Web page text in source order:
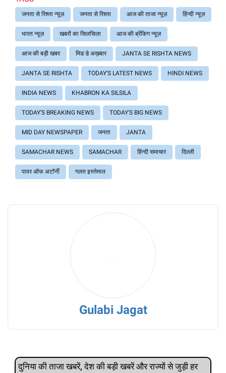
जनता से रिश्ता न्यूज़ जनता से रिश्ता आज की ताजा न्यूज़ हिंन्दी न्यूज़
भारत न्यूज़ खबरों का सिलसिला आज की ब्रेंकिग न्यूज़
आज की बड़ी खबर मिड डे अख़बार JANTA SE RISHTA NEWS
JANTA SE RISHTA TODAY'S LATEST NEWS HINDI NEWS
INDIA NEWS KHABRON KA SILSILA
TODAY'S BREAKING NEWS TODAY'S BIG NEWS
MID DAY NEWSPAPER जनता JANTA
SAMACHAR NEWS SAMACHAR हिंन्दी समाचार दिल्ली
पावर ऑफ अटॉर्नी गलत इस्तेमाल
Gulabi Jagat
दुनिया की ताजा खबरें, देश की बड़ी खबरें और राज्‍यों से जुड़ी हर